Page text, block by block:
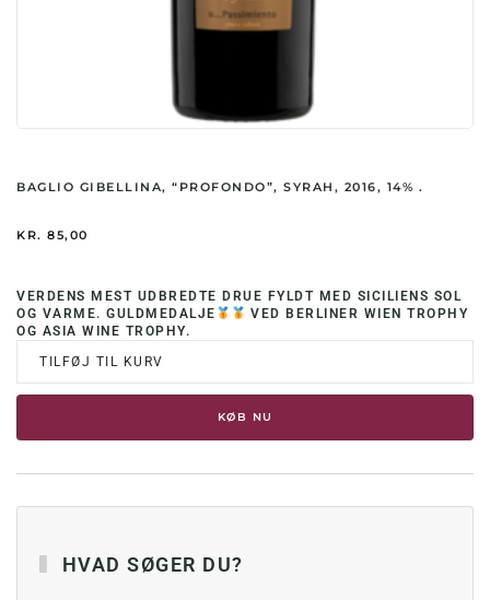
BAGLIO GIBELLINA, “PROFONDO”, SYRAH, 2016, 14% .
KR. 85,00
VERDENS MEST UDBREDTE DRUE FYLDT MED SICILIENS SOL
OG VARME. GULDMEDALJE
VED BERLINER WIEN TROPHY
OG ASIA WINE TROPHY.
TILFØJ TIL KURV
KØB NU
HVAD SØGER DU?